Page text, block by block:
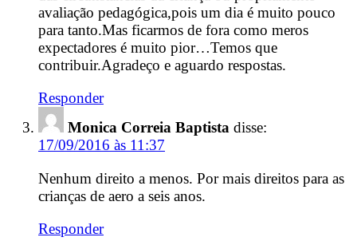
avaliação pedagógica,pois um dia é muito pouco
para tanto.Mas ficarmos de fora como meros
expectadores é muito pior…Temos que
contribuir.Agradeço e aguardo respostas.
Responder
Monica Correia Baptista disse:
17/09/2016 às 11:37
Nenhum direito a menos. Por mais direitos para as
crianças de aero a seis anos.
Responder